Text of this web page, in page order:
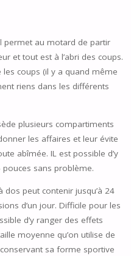
permet au motard de partir
et tout est à l’abri des coups.
coups (il y a quand même
riens dans les différents
plusieurs compartiments
les affaires et leur évite
abîmée. IL est possible d’y
sans problème.
dos peut contenir jusqu’à 24
d’un jour. Difficile pour les
d’y ranger des effets
moyenne qu’on utilise de
sa forme sportive